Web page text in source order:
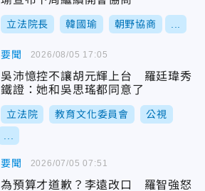
立法院長 韓國瑜 朝野協商
要聞
吳沛憶控不讓胡元輝上台 羅廷瑋秀
鐵證：她和吳思瑤都同意了
立法院 教育文化委員會 公視
2026/08/05 17:05
要聞
為預算才道歉？李遠改口 羅智強怒
2026/07/05 07:51